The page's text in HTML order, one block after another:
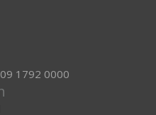
1792 0000